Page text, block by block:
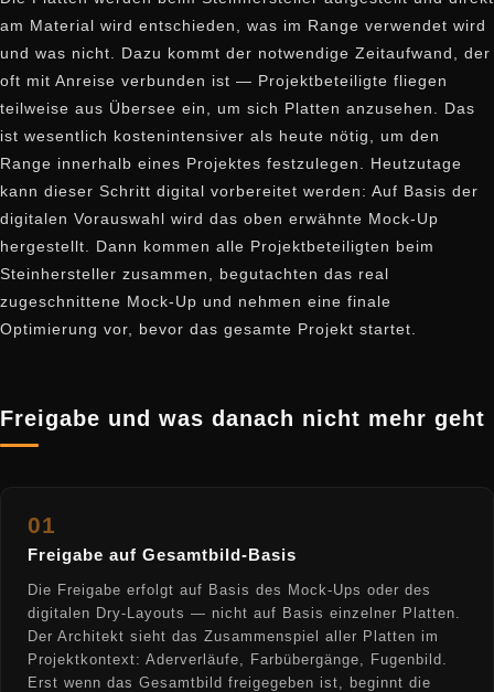
am Material wird entschieden, was im Range verwendet wird
und was nicht. Dazu kommt der notwendige Zeitaufwand, der
oft mit Anreise verbunden ist — Projektbeteiligte fliegen
teilweise aus Übersee ein, um sich Platten anzusehen. Das
ist wesentlich kostenintensiver als heute nötig, um den
Range innerhalb eines Projektes festzulegen. Heutzutage
kann dieser Schritt digital vorbereitet werden: Auf Basis der
digitalen Vorauswahl wird das oben erwähnte Mock-Up
hergestellt. Dann kommen alle Projektbeteiligten beim
Steinhersteller zusammen, begutachten das real
zugeschnittene Mock-Up und nehmen eine finale
Optimierung vor, bevor das gesamte Projekt startet.
Freigabe und was danach nicht mehr geht
01
Freigabe auf Gesamtbild-Basis
Die Freigabe erfolgt auf Basis des Mock-Ups oder des
digitalen Dry-Layouts — nicht auf Basis einzelner Platten.
Der Architekt sieht das Zusammenspiel aller Platten im
Projektkontext: Aderverläufe, Farbübergänge, Fugenbild.
Erst wenn das Gesamtbild freigegeben ist, beginnt die